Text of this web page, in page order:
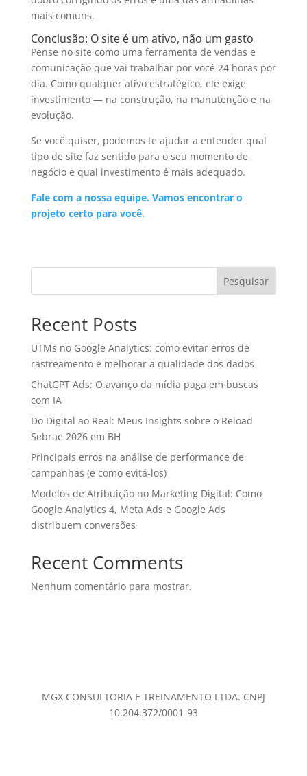
mais comuns.
Conclusão: O site é um ativo, não um gasto
Pense no site como uma ferramenta de vendas e
comunicação que vai trabalhar por você 24 horas por
dia. Como qualquer ativo estratégico, ele exige
investimento — na construção, na manutenção e na
evolução.
Se você quiser, podemos te ajudar a entender qual
tipo de site faz sentido para o seu momento de
negócio e qual investimento é mais adequado.
Fale com a nossa equipe. Vamos encontrar o
projeto certo para você.
Pesquisar
Recent Posts
UTMs no Google Analytics: como evitar erros de
rastreamento e melhorar a qualidade dos dados
ChatGPT Ads: O avanço da mídia paga em buscas
com IA
Do Digital ao Real: Meus Insights sobre o Reload
Sebrae 2026 em BH
Principais erros na análise de performance de
campanhas (e como evitá-los)
Modelos de Atribuição no Marketing Digital: Como
Google Analytics 4, Meta Ads e Google Ads
distribuem conversões
Recent Comments
Nenhum comentário para mostrar.
MGX CONSULTORIA E TREINAMENTO LTDA. CNPJ
10.204.372/0001-93